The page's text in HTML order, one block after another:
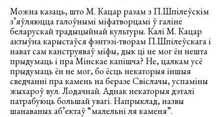
Можна казаць, што М. Кацар разам з П.Шпілеўскім
з’яўляюцца галоўнымі міфатворцамі ў галіне
беларускай традыцыйнай культуры. Калі М. Кацар
актыўна карыстаўся фэнтэзі-творам П.Шпілеўскага і
нават сам канструяваў міфы, дык ці не мог ён нешта
прыдумаць і пра Мінскае капішча? Не, цалкам усё
прыдумаць ён не мог, бо ёсць некаторыя іншыя
сведчанні пра камень на беразе Свіслачы, успаміны
жыхароў вул. Лодачнай. Аднак некаторыя дэталі
патрабуюць большай увагі. Напрыклад, назвы
шанаваных аб’ектаў “малельні ля каменя”.